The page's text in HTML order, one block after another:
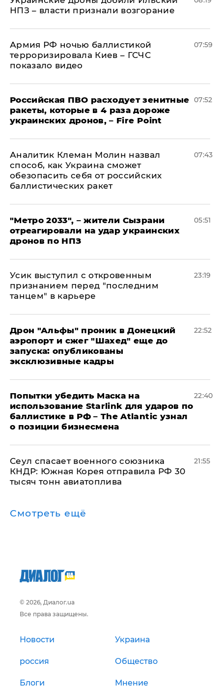
НПЗ – власти признали возгорание
Армия РФ ночью баллистикой
терроризировала Киев – ГСЧС
показало видео
07:59
Российская ПВО расходует зенитные
ракеты, которые в 4 раза дороже
украинских дронов, – Fire Point
07:52
Аналитик Клеман Молин назвал
способ, как Украина сможет
обезопасить себя от российских
баллистических ракет
07:43
"Метро 2033", – жители Сызрани
отреагировали на удар украинских
дронов по НПЗ
05:51
Усик выступил с откровенным
признанием перед "последним
танцем" в карьере
23:19
Дрон "Альфы" проник в Донецкий
аэропорт и сжег "Шахед" еще до
запуска: опубликованы
эксклюзивные кадры
22:52
Попытки убедить Маска на
использование Starlink для ударов по
баллистике в РФ – The Atlantic узнал
о позиции бизнесмена
22:40
​Сеул спасает военного союзника
КНДР: Южная Корея отправила РФ 30
тысяч тонн авиатоплива
21:55
Смотреть ещё
© 2026, Диалог.ua
Все права защищены.
Новости Украина
россия Общество
Блоги Мнение